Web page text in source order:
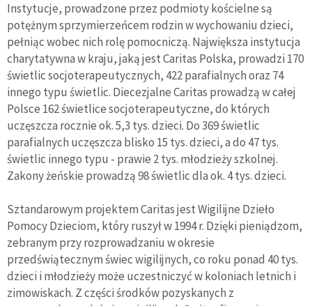
Instytucje, prowadzone przez podmioty kościelne są
potężnym sprzymierzeńcem rodzin w wychowaniu dzieci,
pełniąc wobec nich rolę pomocniczą. Największa instytucja
charytatywna w kraju, jaką jest Caritas Polska, prowadzi 170
świetlic socjoterapeutycznych, 422 parafialnych oraz 74
innego typu świetlic. Diecezjalne Caritas prowadzą w całej
Polsce 162 świetlice socjoterapeutyczne, do których
uczęszcza rocznie ok. 5,3 tys. dzieci. Do 369 świetlic
parafialnych uczęszcza blisko 15 tys. dzieci, a do 47 tys.
świetlic innego typu - prawie 2 tys. młodzieży szkolnej.
Zakony żeńskie prowadzą 98 świetlic dla ok. 4 tys. dzieci.
Sztandarowym projektem Caritas jest Wigilijne Dzieło
Pomocy Dzieciom, który ruszył w 1994 r. Dzięki pieniądzom,
zebranym przy rozprowadzaniu w okresie
przedświątecznym świec wigilijnych, co roku ponad 40 tys.
dzieci i młodzieży może uczestniczyć w koloniach letnich i
zimowiskach. Z części środków pozyskanych z